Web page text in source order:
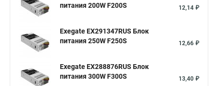
питания 200W F200S
12,14 ₽
Exegate EX291347RUS Блок
питания 250W F250S
12,66 ₽
Exegate EX288876RUS Блок
питания 300W F300S
13,40 ₽